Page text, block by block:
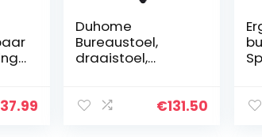
37.99
Duhome
Bureaustoel,
draaistoel,
e, in hoogte
€131.50